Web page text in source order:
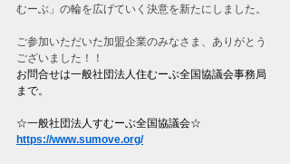
むーぶ」の輪を広げていく決意を新たにしました。
ご参加いただいた加盟企業のみなさま、ありがとう
ございました！！
お問合せは一般社団法人住むーぶ全国協議会事務局
まで。
☆一般社団法人すむーぶ全国協議会☆
https://www.sumove.org/